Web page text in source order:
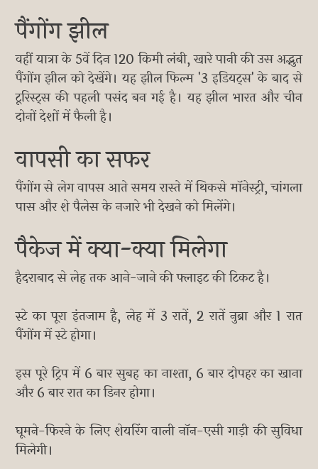
पैंगोंग झील
वहीं यात्रा के 5वें दिन 120 किमी लंबी, खारे पानी की उस अद्भुत
पैंगोंग झील को देखेंगे। यह झील फिल्म '3 इडियट्स' के बाद से
टूरिस्ट्स की पहली पसंद बन गई है। यह झील भारत और चीन
दोनों देशों में फैली है।
वापसी का सफर
पैंगोंग से लेग वापस आते समय रास्ते में थिकसे मॉनेस्ट्री, चांगला
पास और शे पैलेस के नजारे भी देखने को मिलेंगे।
पैकेज में क्या-क्या मिलेगा
हैदराबाद से लेह तक आने-जाने की फ्लाइट की टिकट है।
स्टे का पूरा इंतजाम है, लेह में 3 रातें, 2 रातें नुब्रा और 1 रात
पैंगोंग में स्टे होगा।
इस पूरे ट्रिप में 6 बार सुबह का नाश्ता, 6 बार दोपहर का खाना
और 6 बार रात का डिनर होगा।
घूमने-फिरने के लिए शेयरिंग वाली नॉन-एसी गाड़ी की सुविधा
मिलेगी।